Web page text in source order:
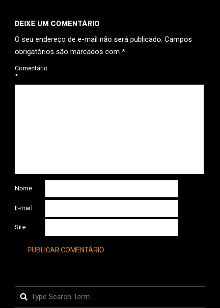
DEIXE UM COMENTÁRIO
O seu endereço de e-mail não será publicado. Campos
obrigatórios são marcados com *
Comentário
*
Nome
E-mail
Site
Search